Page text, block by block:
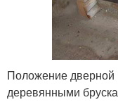
Положение дверной
деревянными